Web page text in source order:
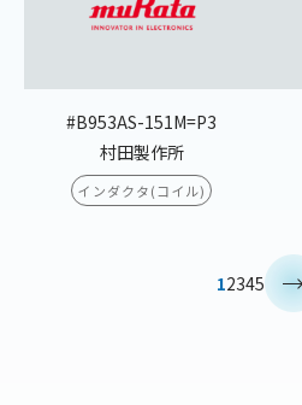
#B953AS-151M=P3
村田製作所
インダクタ(コイル)
12345